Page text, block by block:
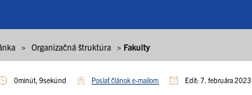
> Organizačná štruktúra > Fakulty
0minút, 9sekúnd Poslať článok e-mailom Edit: 7. februára 2023